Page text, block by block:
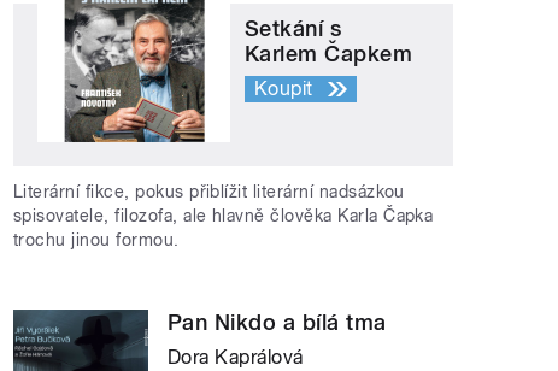
Setkání s
Karlem Čapkem
Koupit
Literární fikce, pokus přiblížit literární nadsázkou
spisovatele, filozofa, ale hlavně člověka Karla Čapka
trochu jinou formou.
Pan Nikdo a bílá tma
Dora Kaprálová